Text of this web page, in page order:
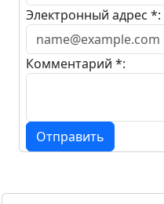
Электронный адрес *:
Комментарий *:
Отправить